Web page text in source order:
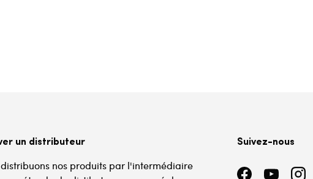
un distributeur
distribuons nos produits par l'intermédiaire
Suivez-nous